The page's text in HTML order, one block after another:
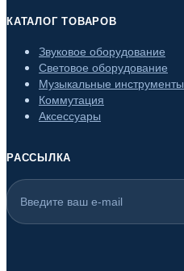
КАТАЛОГ ТОВАРОВ
Звуковое оборудование
Световое оборудование
Музыкальные инструменты
Коммутация
Аксессуары
РАССЫЛКА